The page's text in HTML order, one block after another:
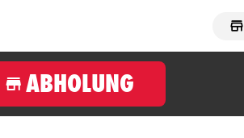
ABHOLUNG